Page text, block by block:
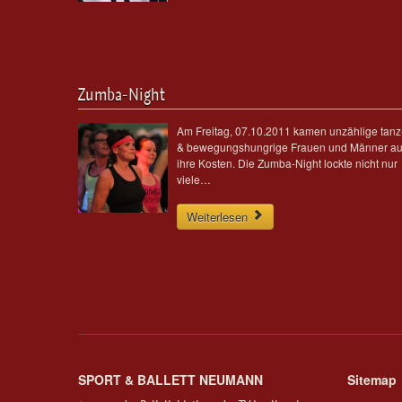
Zumba-Night
Am Freitag, 07.10.2011 kamen unzählige
& bewegungshungrige Frauen und Männer
ihre Kosten. Die Zumba-Night lockte nicht nur
viele…
Weiterlesen
SPORT & BALLETT NEUMANN Sitemap